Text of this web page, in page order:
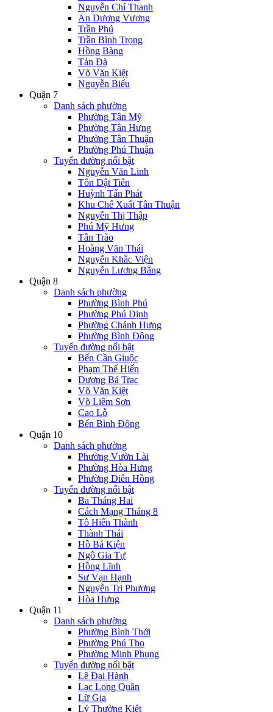
Nguyễn Chí Thanh
An Dương Vương
Trần Phú
Trần Bình Trọng
Hồng Bàng
Tản Đà
Võ Văn Kiệt
Nguyễn Biểu
Quận 7
Danh sách phường
Phường Tân Mỹ
Phường Tân Hưng
Phường Tân Thuận
Phường Phú Thuận
Tuyến đường nổi bật
Nguyễn Văn Linh
Tôn Dật Tiên
Huỳnh Tấn Phát
Khu Chế Xuất Tân Thuận
Nguyễn Thị Thập
Phú Mỹ Hưng
Tân Trào
Hoàng Văn Thái
Nguyễn Khắc Viện
Nguyễn Lương Bằng
Quận 8
Danh sách phường
Phường Bình Phú
Phường Phú Định
Phường Chánh Hưng
Phường Bình Đông
Tuyến đường nổi bật
Bến Cần Giuộc
Phạm Thế Hiển
Dương Bá Trạc
Võ Văn Kiệt
Võ Liêm Sơn
Cao Lỗ
Bến Bình Đông
Quận 10
Danh sách phường
Phường Vườn Lài
Phường Hòa Hưng
Phường Diên Hồng
Tuyến đường nổi bật
Ba Tháng Hai
Cách Mạng Tháng 8
Tô Hiến Thành
Thành Thái
Hồ Bá Kiện
Ngô Gia Tự
Hồng Lĩnh
Sư Vạn Hạnh
Nguyễn Tri Phương
Hòa Hưng
Quận 11
Danh sách phường
Phường Bình Thới
Phường Phú Thọ
Phường Minh Phụng
Tuyến đường nổi bật
Lê Đại Hành
Lạc Long Quân
Lữ Gia
Lý Thường Kiệt